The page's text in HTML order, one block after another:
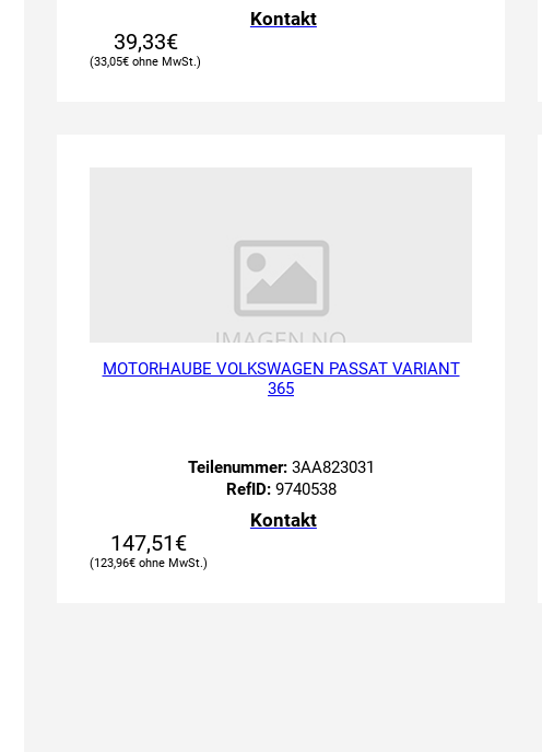
Kontakt
39,33€
33,05€
MOTORHAUBE VOLKSWAGEN PASSAT VARIANT
365
Teilenummer:3AA823031
RefID:9740538
Kontakt
147,51€
123,96€